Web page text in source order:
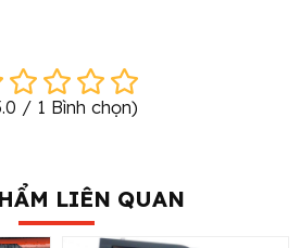
/ 1 Bình chọn)
LIÊN QUAN